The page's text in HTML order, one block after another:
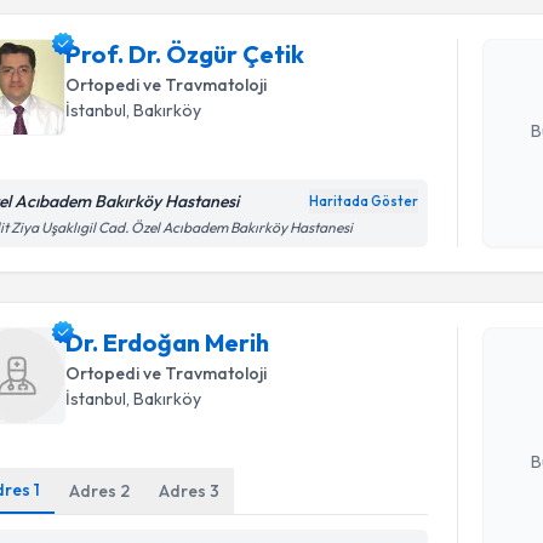
Prof. Dr. Özgür Çetik
Ortopedi ve Travmatoloji
İstanbul , Bakırköy
Acıbadem Bakırköy Hastanesi Haritada Göster
Ziya Uşaklıgil Cad. Özel Acıbadem Bakırköy Hastanesi
Dr. Erdoğan Merih
Ortopedi ve Travmatoloji
İstanbul , Bakırköy
1 Adres 2 Adres3
Randevu
Dr.